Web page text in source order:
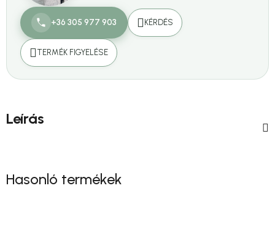
+36 305 977 903 KÉRDÉS
TERMÉK FIGYELÉSE
Leírás
Hasonló termékek